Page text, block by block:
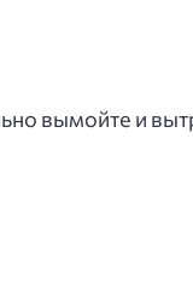
вымойте и